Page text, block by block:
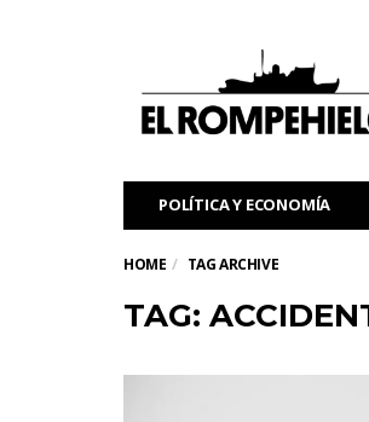
POLÍTICA Y ECONOMÍA
HOME TAG ARCHIVE
TAG: